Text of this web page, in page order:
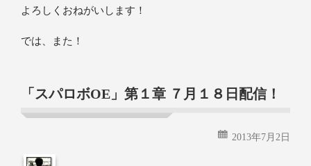
よろしくおねがいします！
では、また！
「スパロボOE」第１章 ７月１８日配信！
2013年7月2日